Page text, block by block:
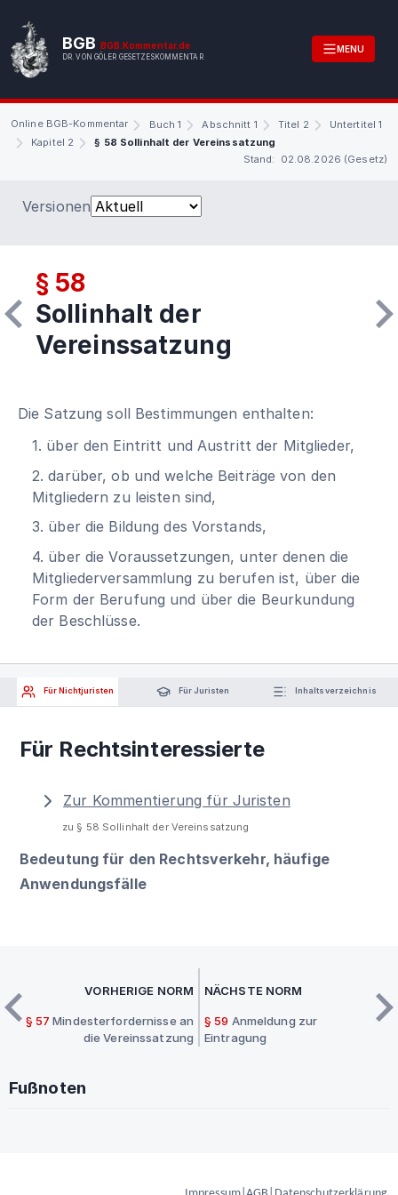
BGB BGB.Kommentar.de
DR. VON GÖLER GESETZESKOMMENTAR
MENU
Online BGB-Kommentar Buch 1 Abschnitt 1 Titel 2
Untertitel 1
Kapitel 2
§ 58 Sollinhalt der Vereinssatzung
Stand: 02.08.2026 (Gesetz)
Versionen
§ 58
Sollinhalt der
Vereinssatzung
Die Satzung soll Bestimmungen enthalten:
1. über den Eintritt und Austritt der Mitglieder,
2. darüber, ob und welche Beiträge von den
Mitgliedern zu leisten sind,
3. über die Bildung des Vorstands,
4. über die Voraussetzungen, unter denen die
Mitgliederversammlung zu berufen ist, über die
Form der Berufung und über die Beurkundung
der Beschlüsse.
Für Nichtjuristen Für Juristen Inhaltsverzeichnis
Für Rechtsinteressierte
Zur Kommentierung für Juristen
zu § 58 Sollinhalt der Vereinssatzung
Bedeutung für den Rechtsverkehr, häufige
Anwendungsfälle
VORHERIGE NORM
§ 57 Mindesterfordernisse an
die Vereinssatzung
NÄCHSTE NORM
§ 59 Anmeldung zur
Eintragung
Fußnoten